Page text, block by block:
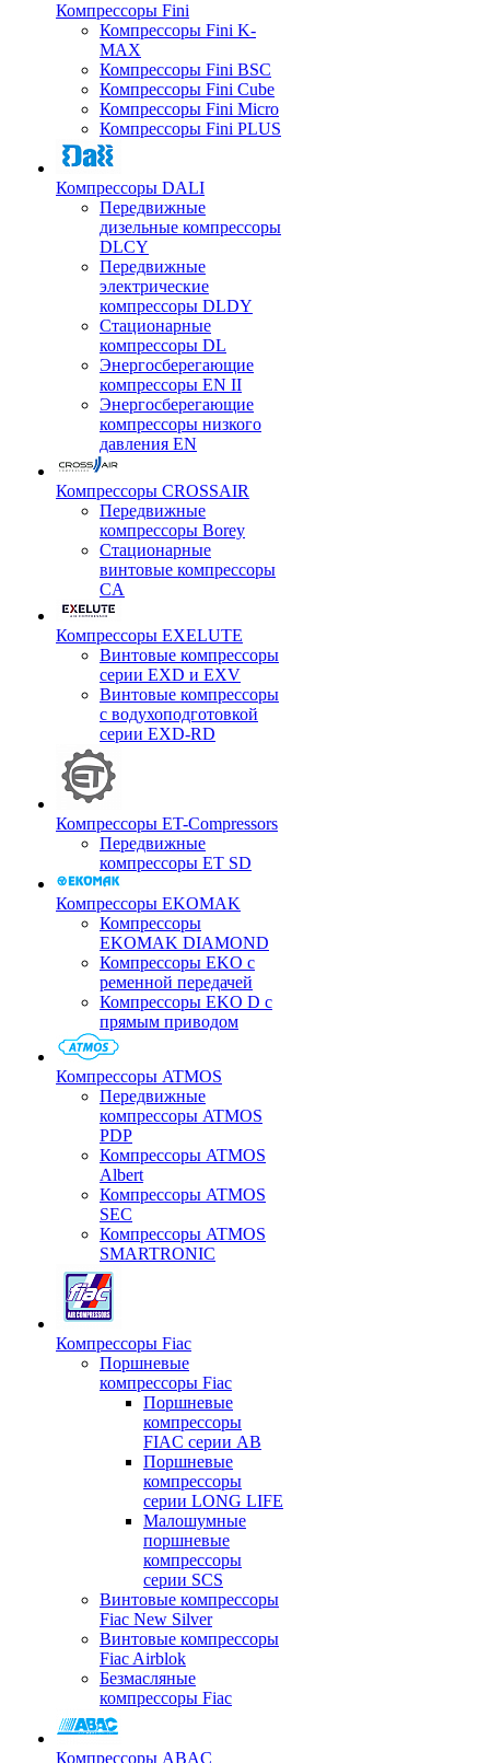
Компрессоры Fini
Компрессоры Fini K-
MAX
Компрессоры Fini BSC
Компрессоры Fini Cube
Компрессоры Fini Micro
Компрессоры Fini PLUS
Компрессоры DALI
Передвижные
дизельные компрессоры
DLCY
Передвижные
электрические
компрессоры DLDY
Стационарные
компрессоры DL
Энергосберегающие
компрессоры EN II
Энергосберегающие
компрессоры низкого
давления EN
Компрессоры CROSSAIR
Передвижные
компрессоры Borey
Стационарные
винтовые компрессоры
CA
Компрессоры EXELUTE
Винтовые компрессоры
серии EXD и EXV
Винтовые компрессоры
с водухоподготовкой
серии EXD-RD
Компрессоры ET-Compressors
Передвижные
компрессоры ET SD
Компрессоры EKOMAK
Компрессоры
EKOMAK DIAMOND
Компрессоры EKO c
ременной передачей
Компрессоры EKO D с
прямым приводом
Компрессоры ATMOS
Передвижные
компрессоры ATMOS
PDP
Компрессоры ATMOS
Albert
Компрессоры ATMOS
SEC
Компрессоры ATMOS
SMARTRONIC
Компрессоры Fiac
Поршневые
компрессоры Fiac
Поршневые
компрессоры
FIAC серии AB
Поршневые
компрессоры
серии LONG LIFE
Малошумные
поршневые
компрессоры
серии SCS
Винтовые компрессоры
Fiac New Silver
Винтовые компрессоры
Fiac Airblok
Безмасляные
компрессоры Fiac
Компрессоры ABAC